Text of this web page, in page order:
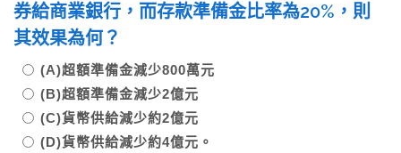
券給商業銀行，而存款準備金比率為20%，則
其效果為何？
(A)超額準備金減少800萬元
(B)超額準備金減少2億元
(C)貨幣供給減少約2億元
(D)貨幣供給減少約4億元。